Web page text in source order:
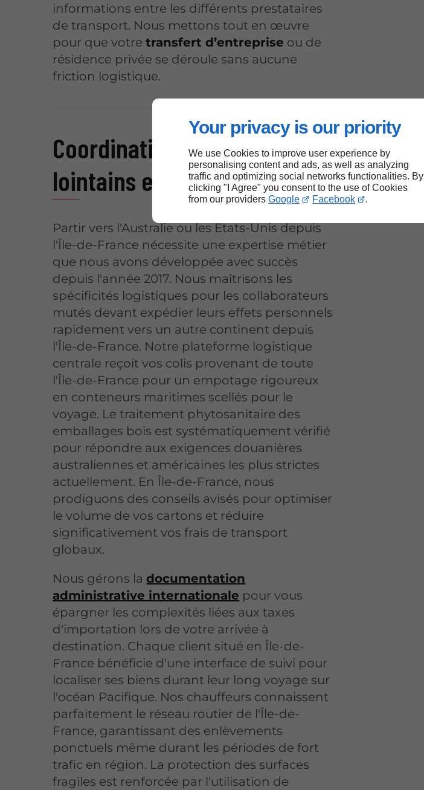
Your privacy is our priority
We use Cookies to improve user experience by
personalising content and ads, as well as analyzing
traffic and optimizing social networks functionalities. By
clicking "I Agree" you consent to the use of Cookies
from our providers Google Facebook .
informations entre les différents prestataires
de transport. Nous mettons tout en œuvre
pour que votretransfert d’entreprise ou de
résidence privée se déroule sans aucune
friction logistique.
Coordination de départs
lointains en Île-de-France
Partir vers l'Australie ou les États-Unis depuis
l'Île-de-France nécessite une expertise métier
que nous avons développée avec succès
depuis l'année 2017. Nous maîtrisons les
spécificités logistiques pour les collaborateurs
mutés devant expédier leurs effets personnels
rapidement vers un autre continent depuis
l'Île-de-France. Notre plateforme logistique
centrale reçoit vos colis provenant de toute
l'Île-de-France pour un empotage rigoureux
en conteneurs maritimes scellés pour le
voyage. Le traitement phytosanitaire des
emballages bois est systématiquement vérifié
pour répondre aux exigences douanières
australiennes et américaines les plus strictes
actuellement. En Île-de-France, nous
prodiguons des conseils avisés pour optimiser
le volume de vos cartons et réduire
significativement vos frais de transport
globaux.
Nous gérons ladocumentation
administrative internationale pour vous
épargner les complexités liées aux taxes
d'importation lors de votre arrivée à
destination. Chaque client situé en Île-de-
France bénéficie d'une interface de suivi pour
localiser ses biens durant leur long voyage sur
l'océan Pacifique. Nos chauffeurs connaissent
parfaitement le réseau routier de l'Île-de-
France, garantissant des enlèvements
ponctuels même durant les périodes de fort
trafic en région. La protection des surfaces
fragiles est renforcée par l'utilisation de